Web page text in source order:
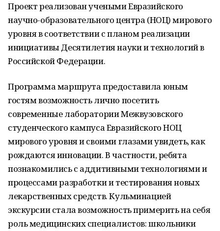
Проект реализован учеными Евразийского
научно-образовательного центра (НОЦ) мирового
уровня в соответствии с планом реализации
инициативы Десятилетия науки и технологий в
Российской Федерации.
Программа маршрута предоставила юным
гостям возможность лично посетить
современные лаборатории Межвузовского
студенческого кампуса Евразийского НОЦ
мирового уровня и своими глазами увидеть, как
рождаются инновации. В частности, ребята
познакомились с аддитивными технологиями и
процессами разработки и тестирования новых
лекарственных средств. Кульминацией
экскурсии стала возможность примерить на себя
роль медицинских специалистов: школьники